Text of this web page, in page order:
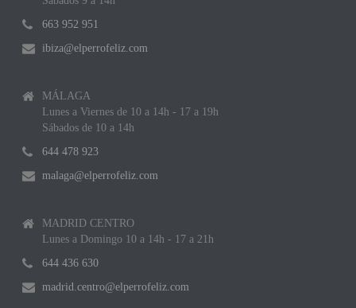
663 952 951
ibiza@elperrofeliz.com
MÁLAGA
Lunes a Viernes de 10 a 14h - 17 a 19h
Sábados de 10 a 14h
644 478 923
malaga@elperrofeliz.com
MADRID CENTRO
Lunes a Domingo 10 a 14h - 17 a 21h
644 436 630
madrid.centro@elperrofeliz.com